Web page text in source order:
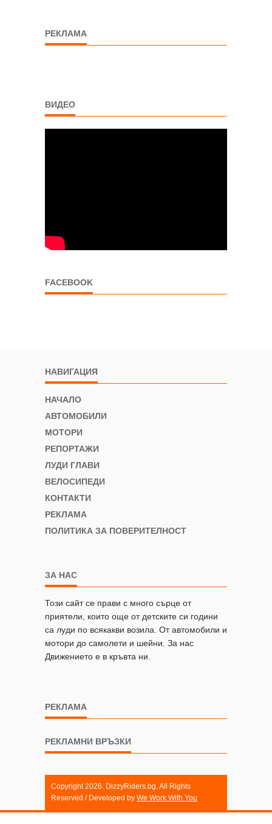
РЕКЛАМА
ВИДЕО
FACEBOOK
НАВИГАЦИЯ
НАЧАЛО
АВТОМОБИЛИ
МОТОРИ
РЕПОРТАЖИ
ЛУДИ ГЛАВИ
ВЕЛОСИПЕДИ
КОНТАКТИ
РЕКЛАМА
ПОЛИТИКА ЗА ПОВЕРИТЕЛНОСТ
ЗА НАС
Този сайт се прави с много сърце от
приятели, които още от детските си години
са луди по всякакви возила. От автомобили и
мотори до самолети и шейни. За нас
Движението е в кръвта ни.
РЕКЛАМА
РЕКЛАМНИ ВРЪЗКИ
Copyright 2026. DizzyRiders.bg. All Rights
Reserved / Developed by We Work With You